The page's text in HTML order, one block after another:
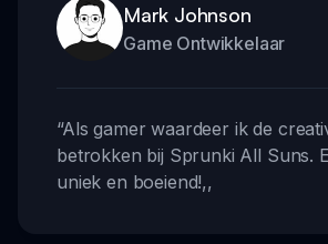
Mark Johnson
Game Ontwikkelaar
“Als gamer waardeer ik de
betrokken bij Sprunki All Suns.
uniek en boeiend!,,